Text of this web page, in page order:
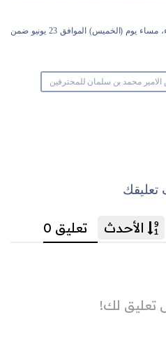
ويستعد فريق أبها لمواجهة نظيره الفيحاء، مساء يوم (الخميس) الموافق 23 يونيو ضمن
محمد بن سلمان للمحترفين
تعليقك